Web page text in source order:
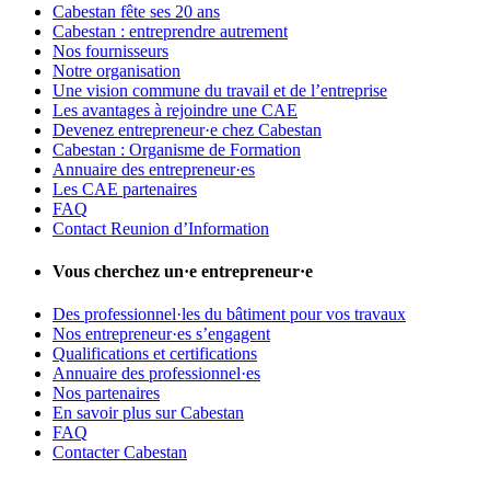
Cabestan fête ses 20 ans
Cabestan : entreprendre autrement
Nos fournisseurs
Notre organisation
Une vision commune du travail et de l’entreprise
Les avantages à rejoindre une CAE
Devenez entrepreneur·e chez Cabestan
Cabestan : Organisme de Formation
Annuaire des entrepreneur·es
Les CAE partenaires
FAQ
Contact Reunion d’Information
Vous cherchez un·e entrepreneur·e
Des professionnel·les du bâtiment pour vos travaux
Nos entrepreneur·es s’engagent
Qualifications et certifications
Annuaire des professionnel·es
Nos partenaires
En savoir plus sur Cabestan
FAQ
Contacter Cabestan